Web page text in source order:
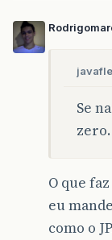
Se
zero.
O que
eu
como o